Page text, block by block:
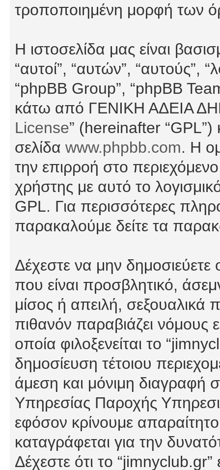
τροποποιημένη μορφή των
Η ιστοσελίδα μας είναι
“αυτοί”, “αυτών”, “αυτούς”,
“phpBB Group”, “phpBB
κάτω από ΓΕΝΙΚΗ ΑΔΕΙΑ
License” (hereinafter “GPL”)
σελίδα www.phpbb.com. Η
την επιρροή στο
χρήστης με αυτό το
GPL. Για περισσότερες
παρακαλούμε δείτε τα
Δέχεστε να μην
που είναι προσβλητικό,
μίσος ή απειλή, σεξουαλικά
πιθανόν παραβιάζει νόμους
οποία φιλοξενείται το
δημοσίευση τέτοιου
άμεση και μόνιμη διαγραφή
Υπηρεσίας Παροχής
εφόσον κρίνουμε
καταγράφεται για την
Δέχεστε ότι το